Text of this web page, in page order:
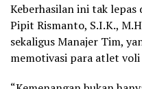
Keberhasilan ini tak
Pipit Rismanto, S.I.K.,
sekaligus Manajer Tim,
memotivasi para atlet